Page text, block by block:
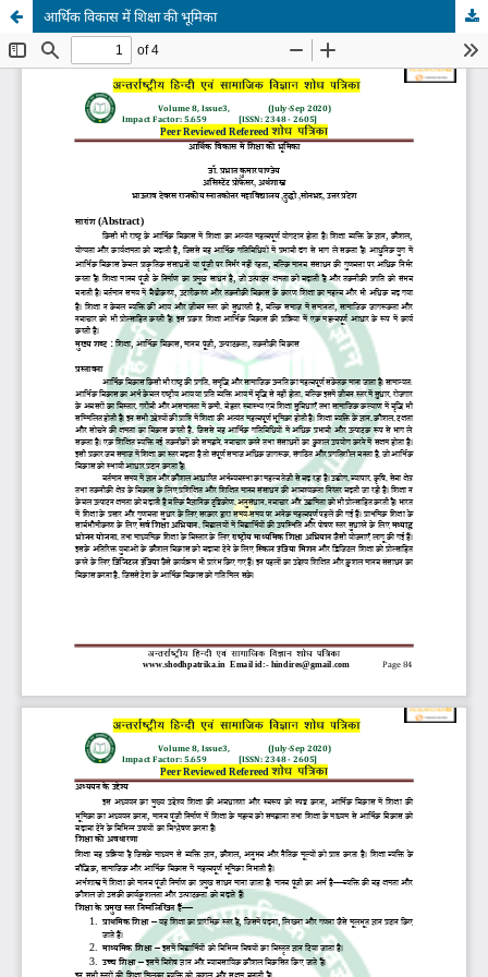
आर्थिक विकास में शिक्षा की भूमिका